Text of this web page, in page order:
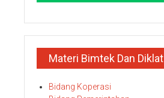
Materi Bimtek Dan Diklat
Bidang Koperasi